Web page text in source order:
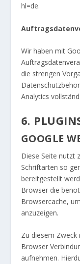
hl=de.
Wir haben mit
die strengen
Analytics
6.
GOOGLE
Diese Seite nutzt
Schriftarten so
bereitgestellt
Browser die
Browsercache,
anzuzeigen.
Zu diesem
Browser
aufnehmen.